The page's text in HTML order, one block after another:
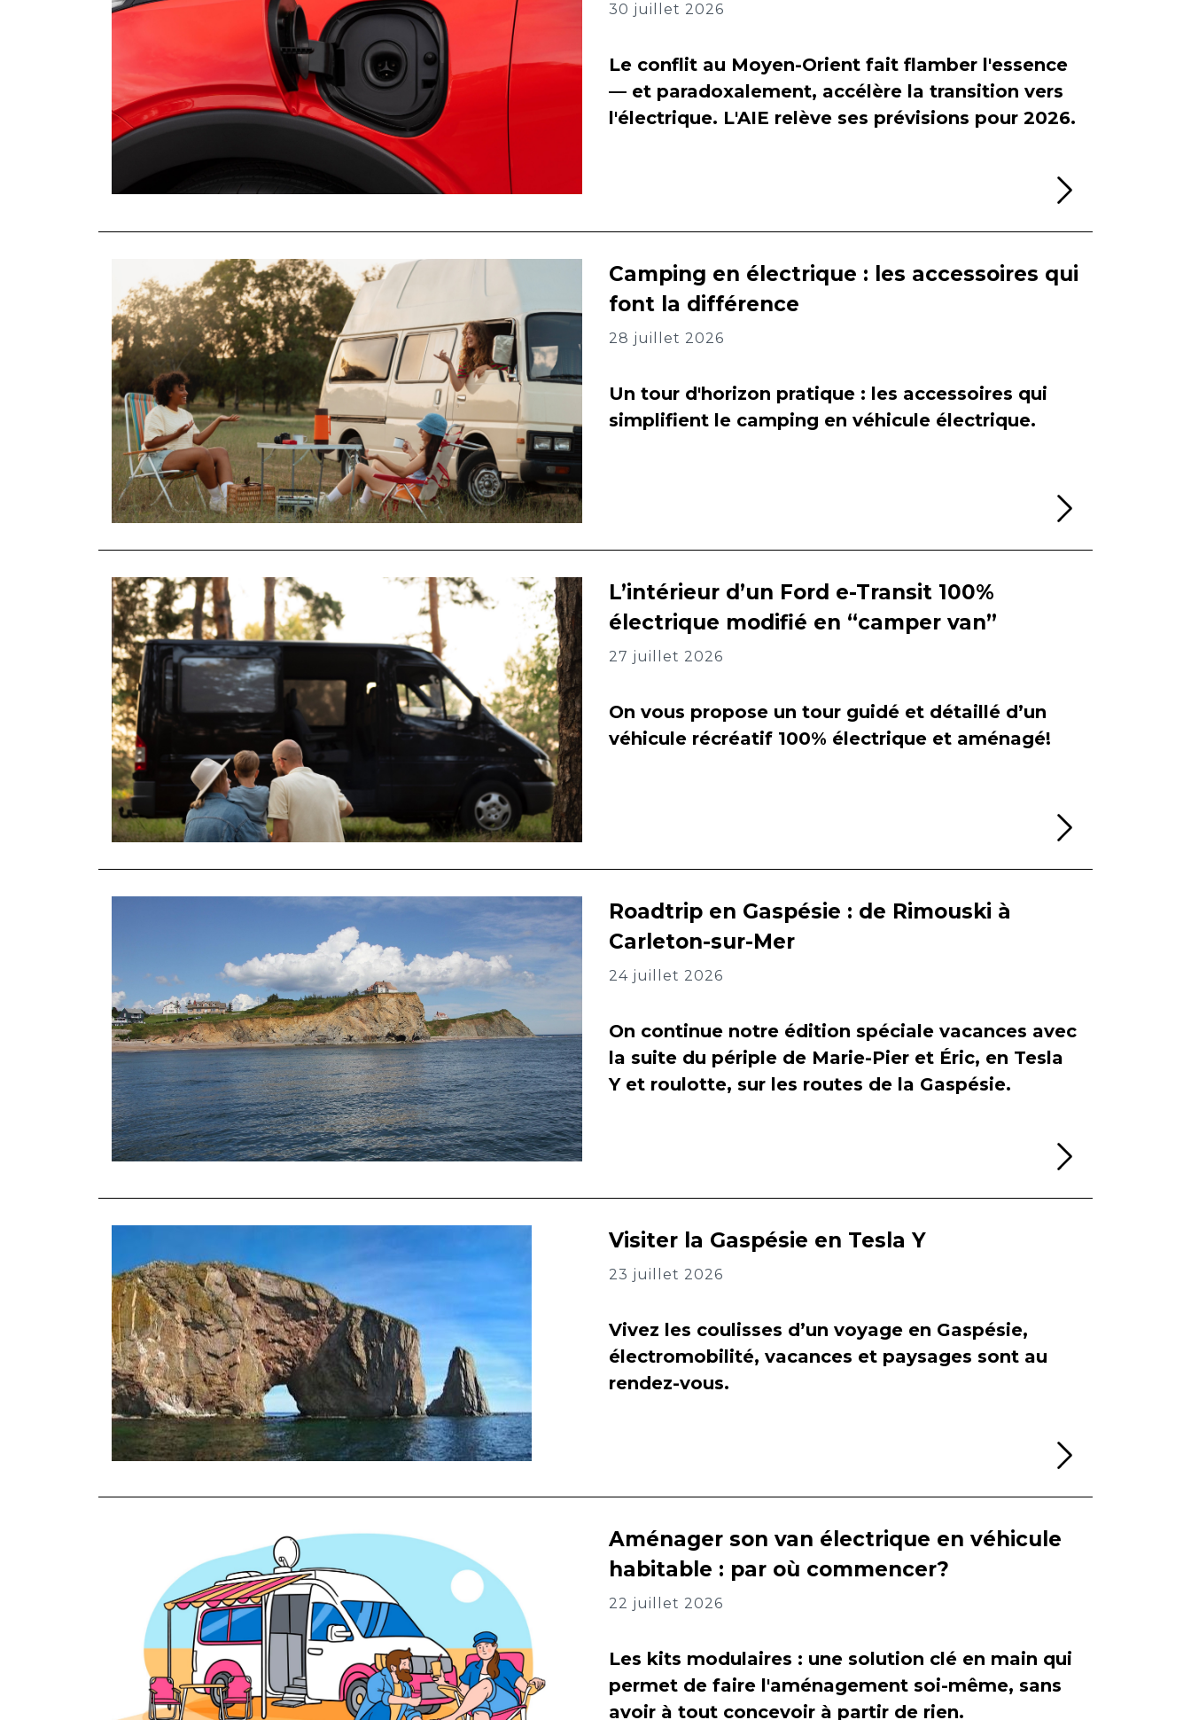
30 juillet 2026
Le conflit au Moyen-Orient fait flamber l'essence
— et paradoxalement, accélère la transition vers
l'électrique. L'AIE relève ses prévisions pour 2026.
Camping en électrique : les accessoires qui
font la différence
28 juillet 2026
Un tour d'horizon pratique : les accessoires qui
simplifient le camping en véhicule électrique.
L’intérieur d’un Ford e-Transit 100%
électrique modifié en “camper van”
27 juillet 2026
On vous propose un tour guidé et détaillé d’un
véhicule récréatif 100% électrique et aménagé!
Roadtrip en Gaspésie : de Rimouski à
Carleton-sur-Mer
24 juillet 2026
On continue notre édition spéciale vacances avec
la suite du périple de Marie-Pier et Éric, en Tesla
Y et roulotte, sur les routes de la Gaspésie.
Visiter la Gaspésie en Tesla Y
23 juillet 2026
Vivez les coulisses d’un voyage en Gaspésie,
électromobilité, vacances et paysages sont au
rendez-vous.
Aménager son van électrique en véhicule
habitable : par où commencer?
22 juillet 2026
Les kits modulaires : une solution clé en main qui
permet de faire l'aménagement soi-même, sans
avoir à tout concevoir à partir de rien.